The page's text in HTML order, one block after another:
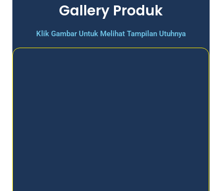
Gallery Produk
Klik Gambar Untuk Melihat Tampilan Utuhnya